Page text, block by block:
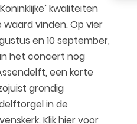
kwaliteiten
vinden. Op vier
en 10 september,
het concert nog
een korte
grondig
in de
Klik hier voor